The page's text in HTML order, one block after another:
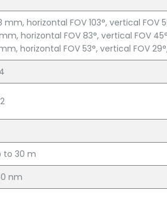
mm, horizontal FOV 103°, vertical FOV
horizontal FOV 83°, vertical FOV
horizontal FOV 53°, vertical FOV
to 30 m
nm